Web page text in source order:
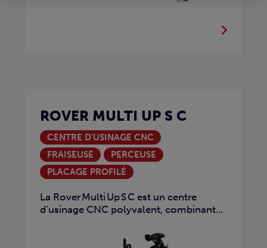
ROVER MULTI UP S C
CENTRE D'USINAGE CNC
FRAISEUSE
PERCEUSE
PLACAGE PROFILÉ
La Rover Multi Up S C est un centre
d’usinage CNC polyvalent, combinant...